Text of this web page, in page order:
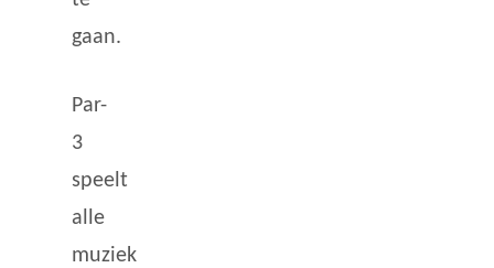
gaan.
Par-
3
speelt
alle
muziek